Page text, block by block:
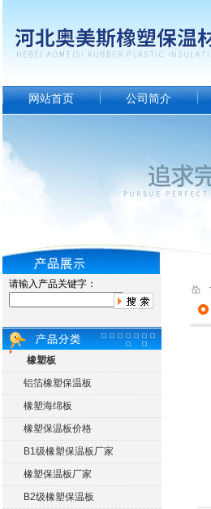
网站首页 公司简介
请输入产品关键字：
橡塑板
铝箔橡塑保温板
橡塑海绵板
橡塑保温板价格
B1级橡塑保温板厂家
橡塑保温板厂家
B2级橡塑保温板